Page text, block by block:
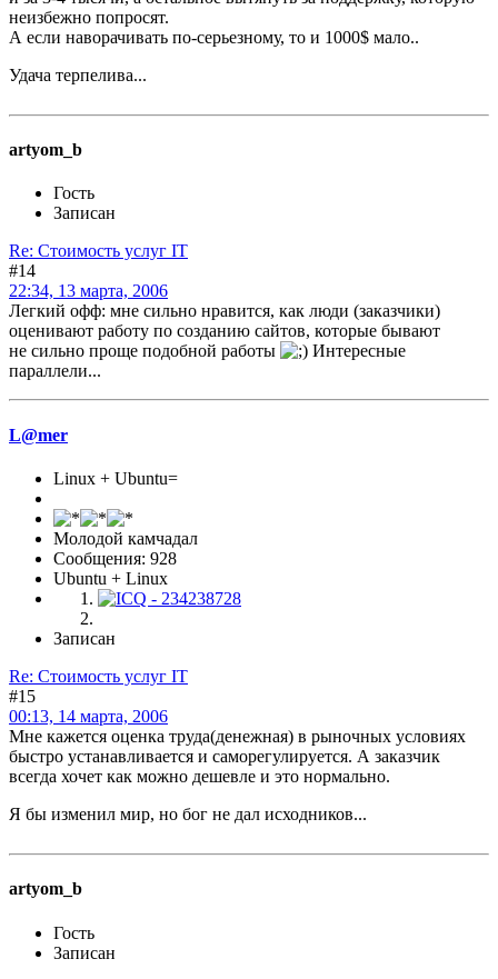
неизбежно попросят.
А если наворачивать по-серьезному, то и 1000$ мало..
Удача терпелива...
artyom_b
Гость
Записан
Re: Стоимость услуг IT
#14
22:34, 13 марта, 2006
Легкий офф: мне сильно нравится, как люди (заказчики)
оценивают работу по созданию сайтов, которые бывают
не сильно проще подобной работы
Интересные
параллели...
L@mer
Linux + Ubuntu=
Молодой камчадал
Сообщения: 928
Ubuntu + Linux
Записан
Re: Стоимость услуг IT
#15
00:13, 14 марта, 2006
Мне кажется оценка труда(денежная) в рыночных условиях
быстро устанавливается и саморегулируется. А заказчик
всегда хочет как можно дешевле и это нормально.
Я бы изменил мир, но бог не дал исходников...
artyom_b
Гость
Записан